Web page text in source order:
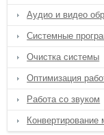
Аудио и видео
Системные
Очистка системы
Оптимизация
Работа со звуком
Конвертирование